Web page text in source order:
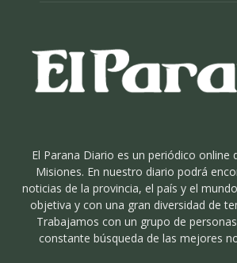
El Parana Diario es un periódico online
Misiones. En nuestro diario podrá
noticias de la provincia, el país y el
objetiva y con una gran diversidad de
Trabajamos con un grupo de
constante búsqueda de las mejores